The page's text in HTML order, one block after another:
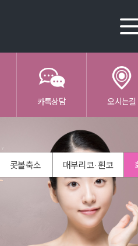
카톡상담 오시는길
콧볼축소 매부리코·휜코